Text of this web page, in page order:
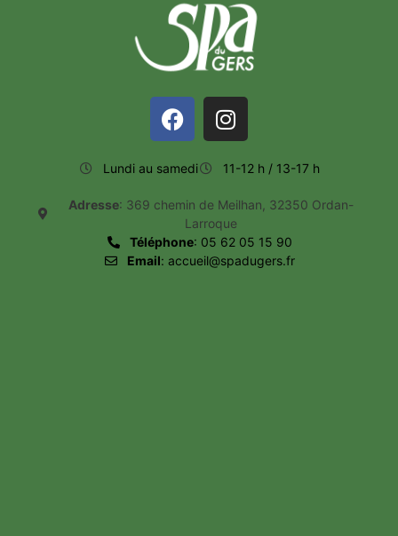
Lundi au samedi 11-12 h / 13-17 h
Adresse: 369 chemin de Meilhan, 32350 Ordan-
Larroque
Téléphone: 05 62 05 15 90
Email: accueil@spadugers.fr